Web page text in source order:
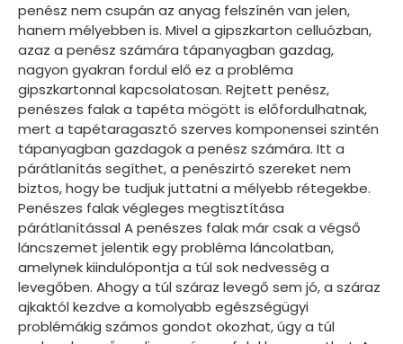
penész nem csupán az anyag felszínén van jelen,
hanem mélyebben is. Mivel a gipszkarton celluózban,
azaz a penész számára tápanyagban gazdag,
nagyon gyakran fordul elő ez a probléma
gipszkartonnal kapcsolatosan. Rejtett penész,
penészes falak a tapéta mögött is előfordulhatnak,
mert a tapétaragasztó szerves komponensei szintén
tápanyagban gazdagok a penész számára. Itt a
párátlanítás segíthet, a penészirtó szereket nem
biztos, hogy be tudjuk juttatni a mélyebb rétegekbe.
Penészes falak végleges megtisztítása
párátlanítással A penészes falak már csak a végső
láncszemet jelentik egy probléma láncolatban,
amelynek kiindulópontja a túl sok nedvesség a
levegőben. Ahogy a túl száraz levegő sem jó, a száraz
ajkaktól kezdve a komolyabb egészségügyi
problémákig számos gondot okozhat, úgy a túl